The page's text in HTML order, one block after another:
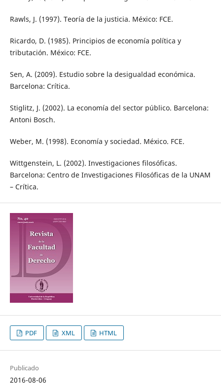
Rawls, J. (1997). Teoría de la justicia. México: FCE.
Ricardo, D. (1985). Principios de economía política y
tributación. México: FCE.
Sen, A. (2009). Estudio sobre la desigualdad económica.
Barcelona: Crítica.
Stiglitz, J. (2002). La economía del sector público. Barcelona:
Antoni Bosch.
Weber, M. (1998). Economía y sociedad. México. FCE.
Wittgenstein, L. (2002). Investigaciones filosóficas.
Barcelona: Centro de Investigaciones Filosóficas de la UNAM
– Crítica.
PDF XML HTML
Publicado
2016-08-06